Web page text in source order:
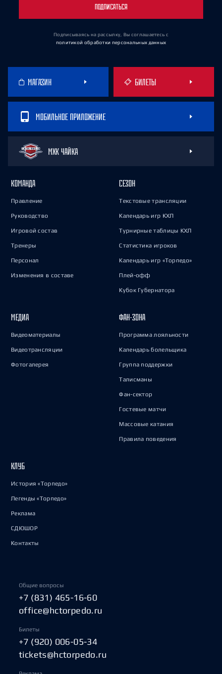
ПОДПИСАТЬСЯ
Подписываясь на рассылку, Вы соглашаетесь с
политикой обработки персональных данных
МАГАЗИН БИЛЕТЫ
МОБИЛЬНОЕ ПРИЛОЖЕНИЕ
МХК ЧАЙКА
КОМАНДА
Правление
Руководство
Игровой состав
Тренеры
Персонал
Изменения в составе
СЕЗОН
Текстовые трансляции
Календарь игр КХЛ
Турнирные таблицы КХЛ
Статистика игроков
Календарь игр «Торпедо»
Плей-офф
Кубок Губернатора
МЕДИА
Видеоматериалы
Видеотрансляции
Фотогалерея
ФАН-ЗОНА
Программа лояльности
Календарь болельщика
Группа поддержки
Талисманы
Фан-сектор
Гостевые матчи
Массовые катания
Правила поведения
КЛУБ
История «Торпедо»
Легенды «Торпедо»
Реклама
СДЮШОР
Контакты
Общие вопросы
+7 (831) 465-16-60
office@hctorpedo.ru
Билеты
+7 (920) 006-05-34
tickets@hctorpedo.ru